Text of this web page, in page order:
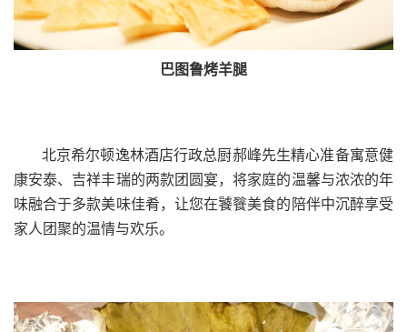
巴图鲁烤羊腿
北京希尔顿逸林酒店行政总厨郝峰先生精心准备寓意健
康安泰、吉祥丰瑞的两款团圆宴，将家庭的温馨与浓浓的年
味融合于多款美味佳肴，让您在饕餮美食的陪伴中沉醉享受
家人团聚的温情与欢乐。